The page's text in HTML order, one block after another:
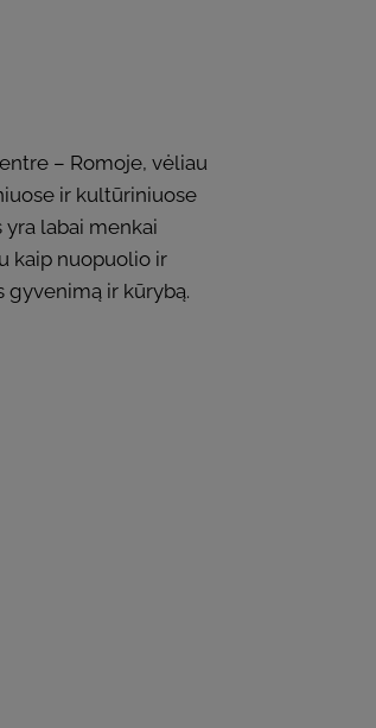
– Romoje, vėliau
ir kultūriniuose
labai menkai
kaip nuopuolio ir
gyvenimą ir kūrybą.